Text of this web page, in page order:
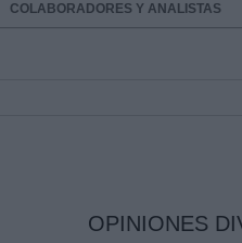
COLABORADORES Y ANALISTAS
OPINIONES